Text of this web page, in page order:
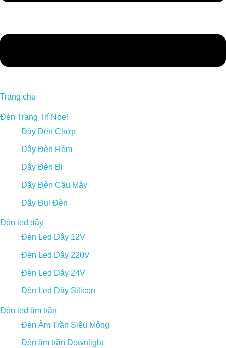
Trang chủ
Đèn Trang Trí Noel
Dây Đèn Chớp
Dây Đèn Rèm
Dây Đèn Bi
Dây Đèn Cầu Mây
Dây Đui Đèn
Đèn led dây
Đèn Led Dây 12V
Đèn Led Dây 220V
Đèn Led Dây 24V
Đèn Led Dây Silicon
Đèn led âm trần
Đèn Âm Trần Siêu Mỏng
Đèn âm trần Downlight